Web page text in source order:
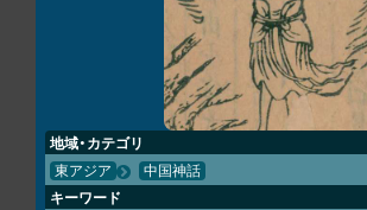
地域・カテゴリ
東アジア 中国神話
キーワード